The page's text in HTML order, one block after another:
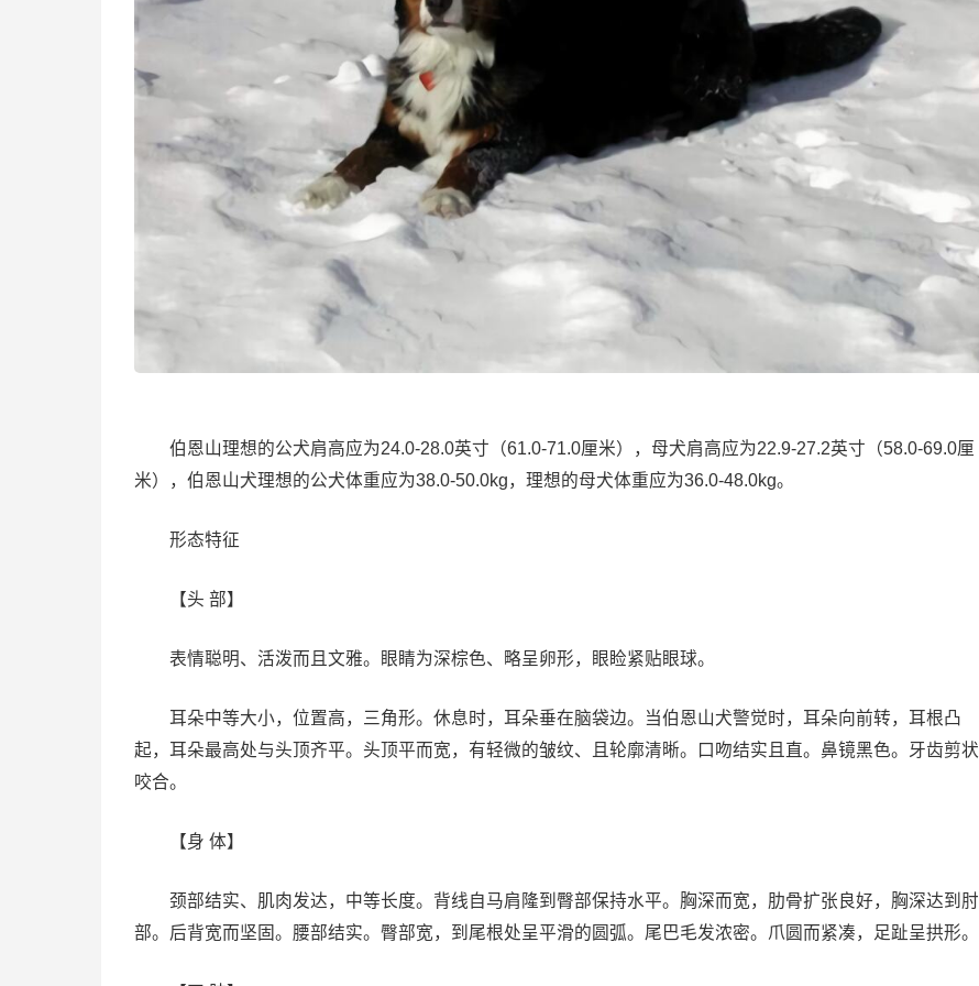
伯恩山理想的公犬肩高应为24.0-28.0英寸（61.0-71.0厘米），母犬肩高应为22.9-27.2英寸（58.0-69.0厘
米），伯恩山犬理想的公犬体重应为38.0-50.0kg，理想的母犬体重应为36.0-48.0kg。
形态特征
【头 部】
表情聪明、活泼而且文雅。眼睛为深棕色、略呈卵形，眼睑紧贴眼球。
耳朵中等大小，位置高，三角形。休息时，耳朵垂在脑袋边。当伯恩山犬警觉时，耳朵向前转，耳根凸
起，耳朵最高处与头顶齐平。头顶平而宽，有轻微的皱纹、且轮廓清晰。口吻结实且直。鼻镜黑色。牙齿剪状
咬合。
【身 体】
颈部结实、肌肉发达，中等长度。背线自马肩隆到臀部保持水平。胸深而宽，肋骨扩张良好，胸深达到肘
部。后背宽而坚固。腰部结实。臀部宽，到尾根处呈平滑的圆弧。尾巴毛发浓密。爪圆而紧凑，足趾呈拱形。